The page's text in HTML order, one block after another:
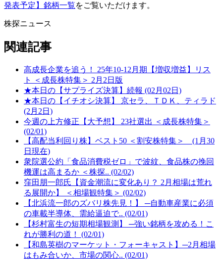
発表予定】銘柄一覧をご覧いただけます。
株探ニュース
関連記事
高成長企業を追う！ 25年10-12月期【増収増益】リス
ト ＜成長株特集＞ 2月2日版
★本日の【サプライズ決算】続報 (02月02日)
★本日の【イチオシ決算】 京セラ、ＴＤＫ、ティラド
(2月2日)
今週の上方修正【大予想】 23社選出 ＜成長株特集＞
(02/01)
【高配当利回り株】ベスト50 ＜割安株特集＞ (1月30
日現在)
衆院選公約「食品消費税ゼロ」で波紋、食品株の挽回
機運は高まるか ＜株探.. (02/02)
窪田朋一郎氏【資金潮流に変化あり？ 2月相場は荒れ
る展開か】 ＜相場観特集＞ (02/02)
【北浜流一郎のズバリ株先見！】 ─自動車産業に必須
の車載半導体、需給逼迫で.. (02/01)
【杉村富生の短期相場観測】 ─強い銘柄を攻める！こ
れが勝利の道！ (02/01)
【和島英樹のマーケット・フォーキャスト】─2月相場
はもみ合いか、市場の関心.. (02/01)